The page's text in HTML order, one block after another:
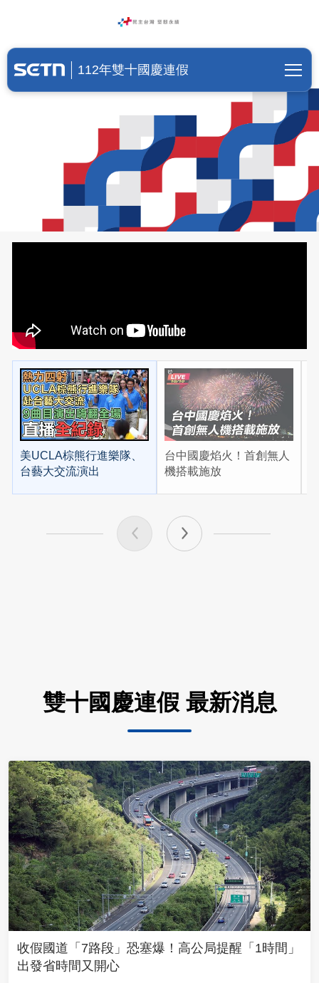
國慶假期|國慶活動【最新消息
112年雙十國慶連假
美UCLA棕熊行進樂隊、
台藝大交流演出
台中國慶焰火！首創無人
機搭載施放
雙十國慶連假 最新消息
收假國道「7路段」恐塞爆！高公局提醒「1時間」
出發省時間又開心